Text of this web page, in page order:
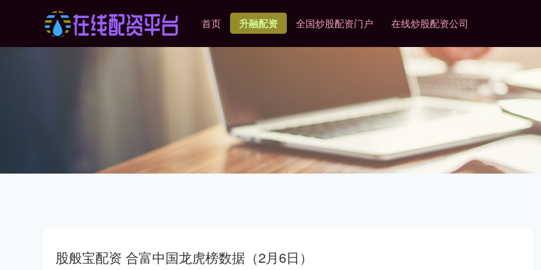
首页 升融配资 全国炒股配资门户 在线炒股配资公司
股般宝配资 合富中国龙虎榜数据（2月6日）